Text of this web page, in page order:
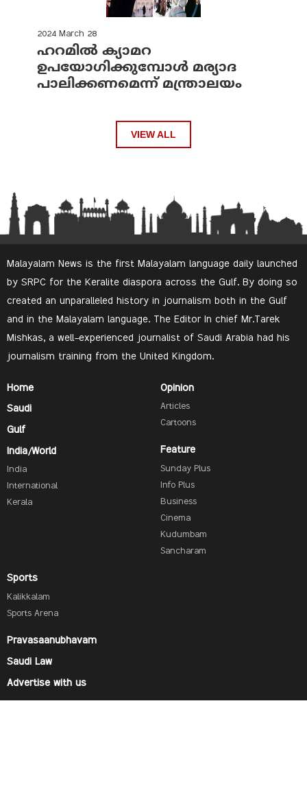
2024 March 28
ഹറമില്‍ ക്യാമറ
ഉപയോഗിക്കുമ്പോള്‍ മര്യാദ
പാലിക്കണമെന്ന് മന്ത്രാലയം
VIEW ALL
Malayalam News is the first Malayalam language daily launched
by SRPC for the Keralite diaspora across the Gulf. By doing so
created an unparalleled history in journalism both in the Gulf
and in the Malayalam language. The Editor In chief Mr.Tarek
Mishkas, a well-experienced journalist of Saudi Arabia had his
journalism training from the United Kingdom.
Home
Saudi
Gulf
India/World
India
International
Kerala
Opinion
Articles
Cartoons
Feature
Sunday Plus
Info Plus
Business
Cinema
Kudumbam
Sancharam
Sports
Kalikkalam
Sports Arena
Pravasaanubhavam
Saudi Law
Advertise with us